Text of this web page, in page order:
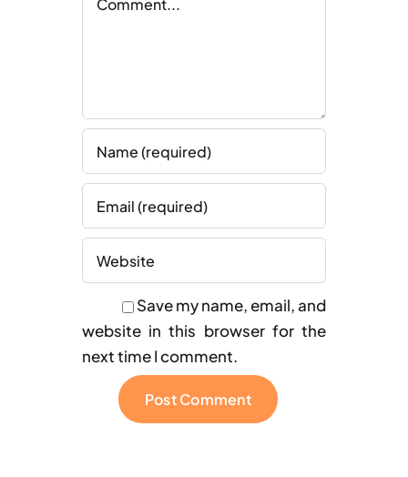
Save my name, email, and
website in this browser for the
next time I comment.